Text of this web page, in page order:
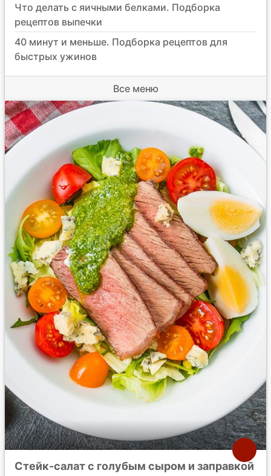
Что делать с яичными белками. Подборка
рецептов выпечки
40 минут и меньше. Подборка рецептов для
быстрых ужинов
Все меню
Стейк-салат с голубым сыром и заправкой